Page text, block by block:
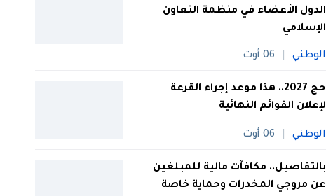
الدول الأعضاء في منظمة التعاون
الإسلامي
الوطني 06 أوت
حج 2027.. هذا موعد إجراء القرعة
لإعلان القوائم النهائية
الوطني 06 أوت
بالتفاصيل.. مكافآت مالية للمبلغين
عن مروجي المخدرات وحماية خاصة